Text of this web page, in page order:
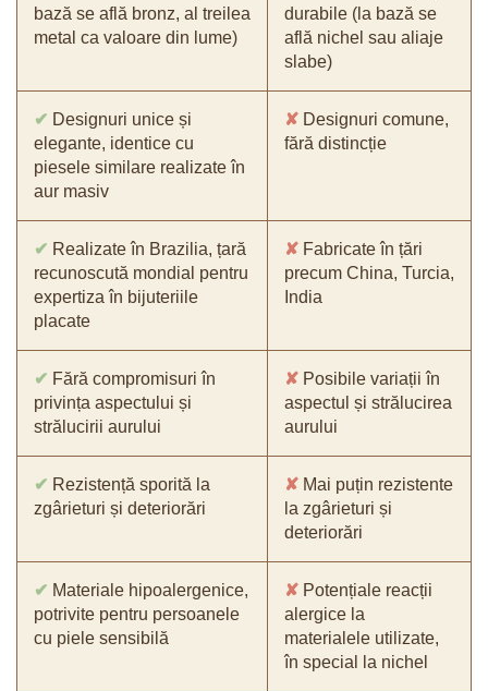
bază se află bronz, al treilea
metal ca valoare din lume)
durabile (la bază se
află nichel sau aliaje
slabe)
✔ Designuri unice și
elegante, identice cu
piesele similare realizate în
aur masiv
✘ Designuri comune,
fără distincție
✔ Realizate în Brazilia, țară
recunoscută mondial pentru
expertiza în bijuteriile
placate
✘ Fabricate în țări
precum China, Turcia,
India
✔ Fără compromisuri în
privința aspectului și
strălucirii aurului
✘ Posibile variații în
aspectul și strălucirea
aurului
✔ Rezistență sporită la
zgârieturi și deteriorări
✘ Mai puțin rezistente
la zgârieturi și
deteriorări
✔ Materiale hipoalergenice,
potrivite pentru persoanele
cu piele sensibilă
✘ Potențiale reacții
alergice la
materialele utilizate,
în special la nichel